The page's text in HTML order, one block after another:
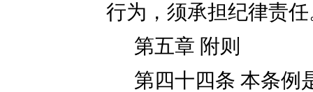
行为，须承担纪律责
第五章 附则
第四十四条 本条例